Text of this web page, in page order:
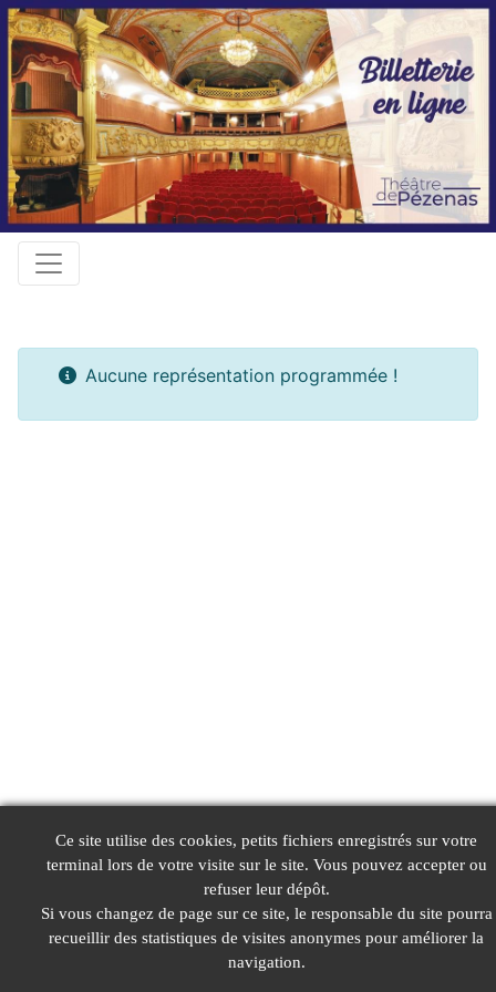
Aucune représentation programmée !
Ce site utilise des cookies, petits fichiers enregistrés sur votre
terminal lors de votre visite sur le site. Vous pouvez accepter ou
refuser leur dépôt.
Si vous changez de page sur ce site, le responsable du site pourra
recueillir des statistiques de visites anonymes pour améliorer la
navigation.